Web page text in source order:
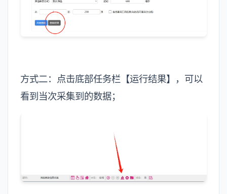
方式二：点击底部任务栏【运行结果】，可以
看到当次采集到的数据；